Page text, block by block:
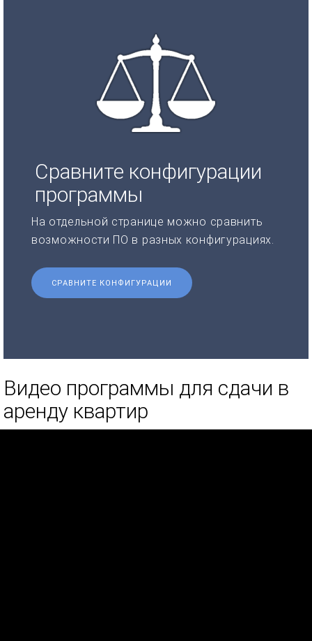
Сравните конфигурации
программы
На отдельной странице можно сравнить
возможности ПО в разных конфигурациях.
СРАВНИТЕ КОНФИГУРАЦИИ
Видео программы для сдачи в
аренду квартир